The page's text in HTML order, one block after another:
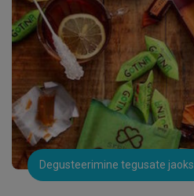
Degusteerimine tegusate jaoks